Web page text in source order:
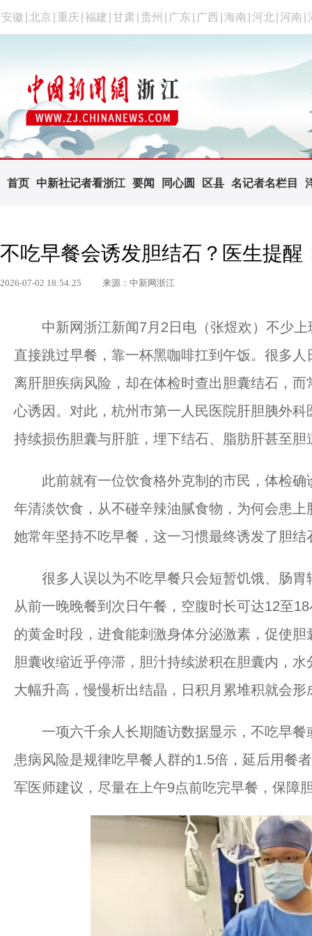
安徽 北京 重庆 福建 甘肃 贵州 广东 广西 海南 河北 河南
首页 中新社记者看浙江 要闻 同心圆 区县 名记者名栏目
不吃早餐会诱发胆结石？医生提
2026-07-02 18:54:25 来源：中新网浙江
中新网浙江新闻7月2日电（张煜欢）不少上
直接跳过早餐，靠一杯黑咖啡扛到午饭。很多
离肝胆疾病风险，却在体检时查出胆囊结石，
心诱因。对此，杭州市第一人民医院肝胆胰外
持续损伤胆囊与肝脏，埋下结石、脂肪肝甚至胆
此前就有一位饮食格外克制的市民，体检确
年清淡饮食，从不碰辛辣油腻食物，为何会患
她常年坚持不吃早餐，这一习惯最终诱发了胆结
很多人误以为不吃早餐只会短暂饥饿、肠胃
从前一晚晚餐到次日午餐，空腹时长可达12至
的黄金时段，进食能刺激身体分泌激素，促使
胆囊收缩近乎停滞，胆汁持续淤积在胆囊内，
大幅升高，慢慢析出结晶，日积月累堆积就会形
一项六千余人长期随访数据显示，不吃早餐
患病风险是规律吃早餐人群的1.5倍，延后用餐
军医师建议，尽量在上午9点前吃完早餐，保障